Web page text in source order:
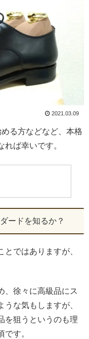
2021.03.09
る方などなど、本格
ば幸いです。
ードを知るか？
ではありますが、
、徐々に高級品にス
な気もしますが、
を狙うというのも理
す。